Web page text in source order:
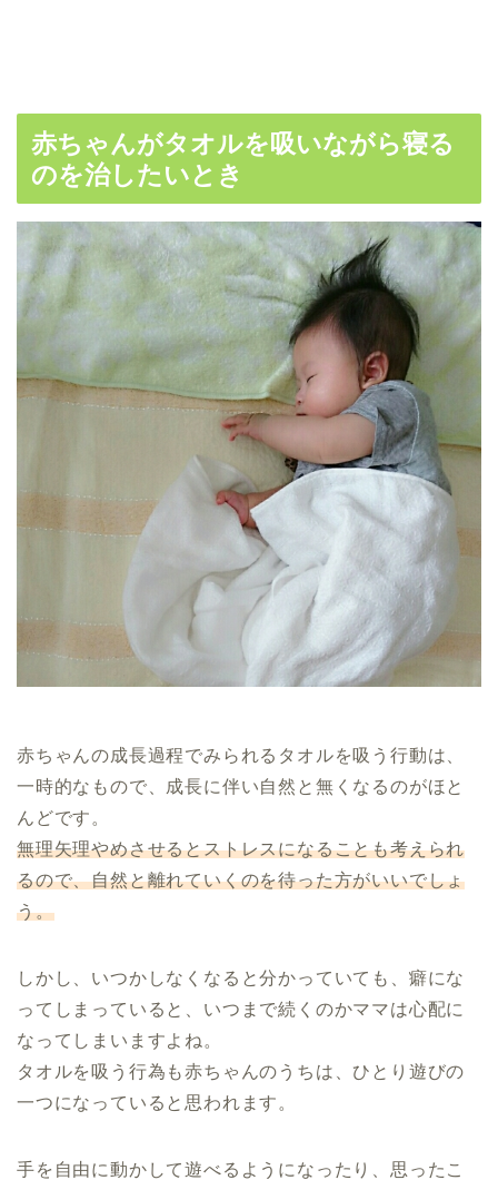
赤ちゃんがタオルを吸いながら寝る
のを治したいとき
赤ちゃんの成長過程でみられるタオルを吸う行動は、
一時的なもので、成長に伴い自然と無くなるのがほと
んどです。
無理矢理やめさせるとストレスになることも考えられ
るので、自然と離れていくのを待った方がいいでしょ
う。
しかし、いつかしなくなると分かっていても、癖にな
ってしまっていると、いつまで続くのかママは心配に
なってしまいますよね。
タオルを吸う行為も赤ちゃんのうちは、ひとり遊びの
一つになっていると思われます。
手を自由に動かして遊べるようになったり、思ったこ